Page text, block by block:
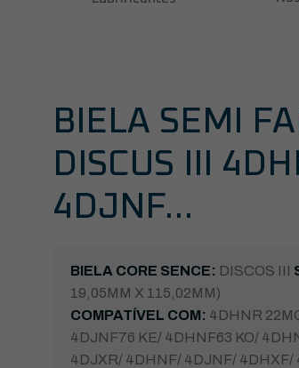
BIELA SEMI
DISCUS III
4DJNF…
BIELA CORE SENCE: DISCOS III
19,05MM X 115,02MM)
COMPATÍVEL COM: 4DHNR
4DJNF76 KE/ 4DHNF63 KO/
4DJXR/ 4DHNF/ 4DJNF/ 4DHXF/